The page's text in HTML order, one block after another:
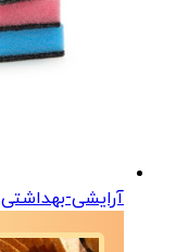
آرایشی-بهداشتی